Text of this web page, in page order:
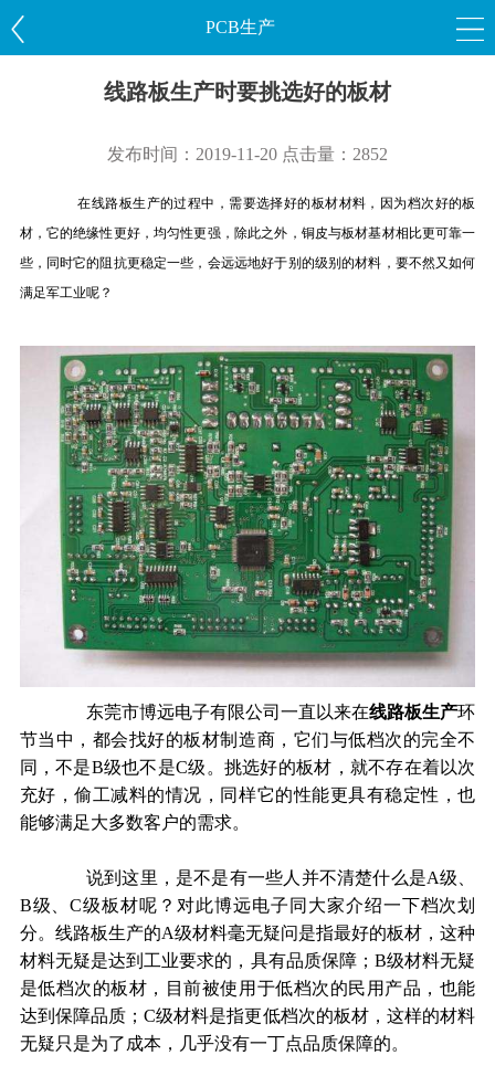
PCB生产
线路板生产时要挑选好的板材
发布时间：2019-11-20 点击量：2852
在线路板生产的过程中，需要选择好的板材材料，因为档次好的板
材，它的绝缘性更好，均匀性更强，除此之外，铜皮与板材基材相比更可靠一
些，同时它的阻抗更稳定一些，会远远地好于别的级别的材料，要不然又如何
满足军工业呢？
东莞市博远电子有限公司一直以来在线路板生产环
节当中，都会找好的板材制造商，它们与低档次的完全不
同，不是B级也不是C级。挑选好的板材，就不存在着以次
充好，偷工减料的情况，同样它的性能更具有稳定性，也
能够满足大多数客户的需求。
说到这里，是不是有一些人并不清楚什么是A级、
B级、C级板材呢？对此博远电子同大家介绍一下档次划
分。线路板生产的A级材料毫无疑问是指最好的板材，这种
材料无疑是达到工业要求的，具有品质保障；B级材料无疑
是低档次的板材，目前被使用于低档次的民用产品，也能
达到保障品质；C级材料是指更低档次的板材，这样的材料
无疑只是为了成本，几乎没有一丁点品质保障的。